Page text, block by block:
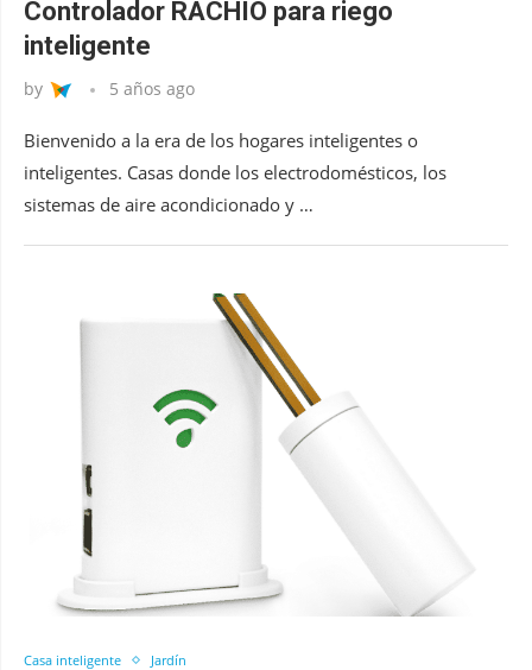
Controlador RACHIO para riego
inteligente
by 5 años ago
Bienvenido a la era de los hogares inteligentes o
inteligentes. Casas donde los electrodomésticos, los
sistemas de aire acondicionado y …
Casa inteligente Jardín